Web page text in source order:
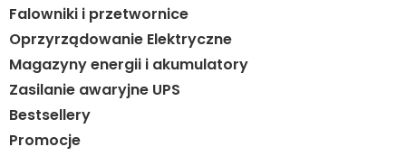
Falowniki i przetwornice
Oprzyrządowanie Elektryczne
Magazyny energii i akumulatory
Zasilanie awaryjne UPS
Bestsellery
Promocje